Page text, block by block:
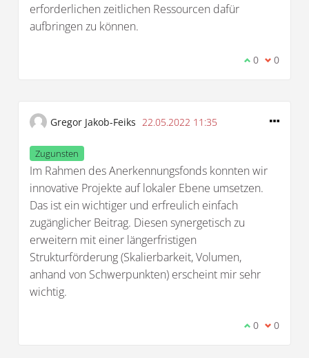
erforderlichen zeitlichen Ressourcen dafür
aufbringen zu können.
Ich stimme
0 Ich bin
0
Gregor Jakob-Feiks 22.05.2022 11:35
Zugunsten
Im Rahmen des Anerkennungsfonds konnten wir
innovative Projekte auf lokaler Ebene umsetzen.
Das ist ein wichtiger und erfreulich einfach
zugänglicher Beitrag. Diesen synergetisch zu
erweitern mit einer längerfristigen
Strukturförderung (Skalierbarkeit, Volumen,
anhand von Schwerpunkten) erscheint mir sehr
wichtig.
Ich stimme
0 Ich bin
0